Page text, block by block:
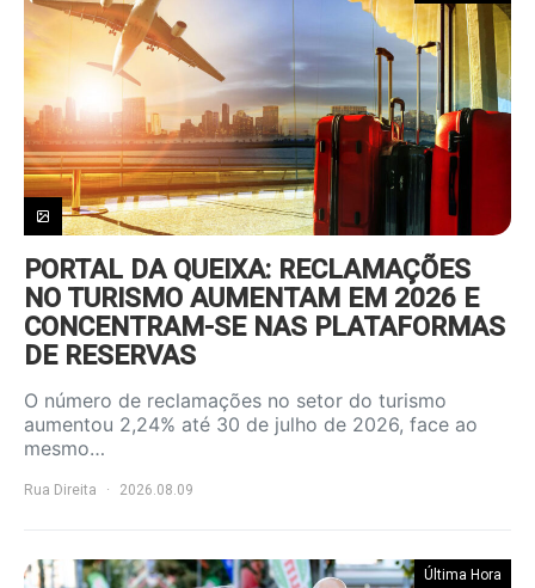
PORTAL DA QUEIXA: RECLAMAÇÕES
NO TURISMO AUMENTAM EM 2026 E
CONCENTRAM-SE NAS PLATAFORMAS
DE RESERVAS
O número de reclamações no setor do turismo
aumentou 2,24% até 30 de julho de 2026, face ao
mesmo…
Rua Direita 2026.08.09
Última Hora